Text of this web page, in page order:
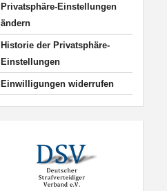
Privatsphäre-Einstellungen
ändern
Historie der Privatsphäre-
Einstellungen
Einwilligungen widerrufen